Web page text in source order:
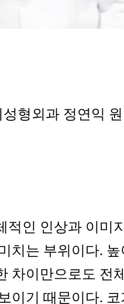
성형외과 정연익
적인 인상과 이미
치는 부위이다.
차이만으로도 전
이기 때문이다.